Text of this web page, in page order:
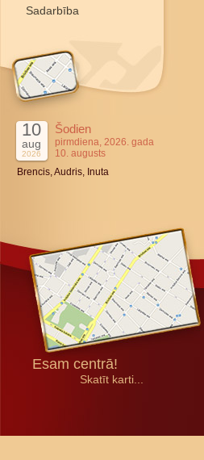
Sadarbība
10
aug
2026
Šodien
pirmdiena, 2026. gada
10. augusts
Brencis, Audris, Inuta
Esam centrā!
Skatīt karti...